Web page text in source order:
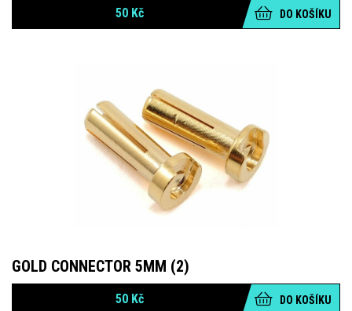
50 Kč DO KOŠÍKU
GOLD CONNECTOR 5MM (2)
50 Kč DO KOŠÍKU